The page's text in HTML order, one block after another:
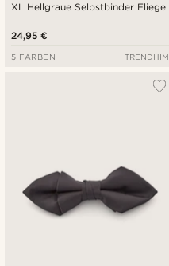
XL Hellgraue Selbstbinder Fliege
24,95 €
5 FARBEN TRENDHIM